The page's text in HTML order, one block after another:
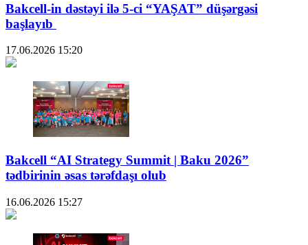
Bakcell-in dəstəyi ilə 5-ci “YAŞAT” düşərgəsi
başlayıb
17.06.2026 15:20
Bakcell “AI Strategy Summit | Baku 2026”
tədbirinin əsas tərəfdaşı olub
16.06.2026 15:27